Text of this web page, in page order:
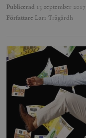
Publicerad 13 september 2017
Författare Lars Trägårdh